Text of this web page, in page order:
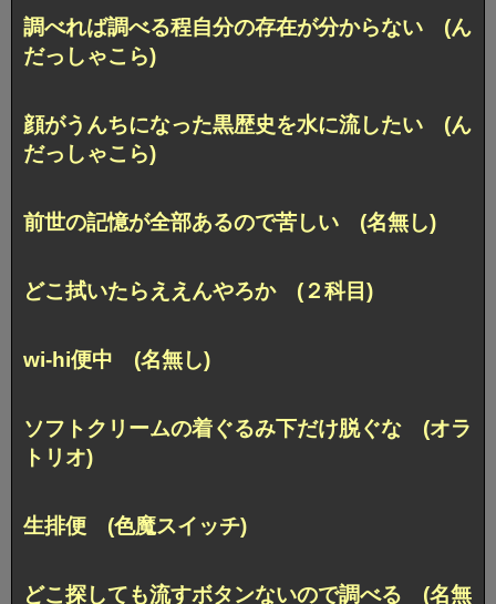
調べれば調べる程自分の存在が分からない (ん
だっしゃこら)
顔がうんちになった黒歴史を水に流したい (ん
だっしゃこら)
前世の記憶が全部あるので苦しい (名無し)
どこ拭いたらええんやろか (２科目)
wi-hi便中 (名無し)
ソフトクリームの着ぐるみ下だけ脱ぐな (オラ
トリオ)
生排便 (色魔スイッチ)
どこ探しても流すボタンないので調べる (名無